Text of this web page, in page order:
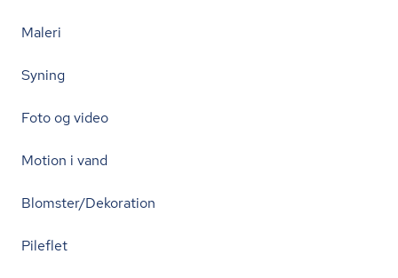
Maleri
Syning
Foto og video
Motion i vand
Blomster/Dekoration
Pileflet